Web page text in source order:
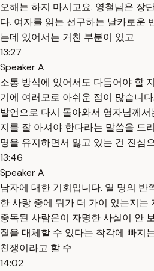
오해는 하지 마시고요. 영철님은 장
다. 여자를 읽는 선구하는 날카로운
는데 있어서는 거친 부분이 있고
13:27
Speaker A
소통 방식에 있어서도 다듬어야 할
기에 여러모로 아쉬운 점이 많습니
발언으로 다시 돌아와서 영자님께
지를 잘 아셔야 한다라는 말씀을 드
명을 유지하면서 잃고 있는 건 진심
13:46
Speaker A
남자에 대한 기회입니다. 열 명의 반
한 사랑 중에 뭐가 더 가이 있는지는
중독된 사람은이 자명한 사실이 안
질을 대체할 수 있다는 착각에 빠지
친쟁이라고 할 수
14:02